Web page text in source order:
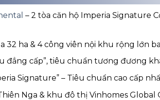
– 2 tòa căn hộ Imperia Signature
32 ha & 4 công viên nội khu rộng lớn
đẳng cấp”, tiêu chuẩn tương đương
Signature” – Tiêu chuẩn cao cấp
Nga & khu đô thị Vinhomes Global